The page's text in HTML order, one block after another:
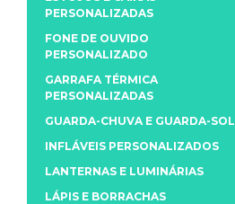
PERSONALIZADAS
FONE DE OUVIDO
PERSONALIZADO
GARRAFA TÉRMICA
PERSONALIZADAS
GUARDA-CHUVA E GUARDA-SOL
INFLÁVEIS PERSONALIZADOS
LANTERNAS E LUMINÁRIAS
LÁPIS E BORRACHAS